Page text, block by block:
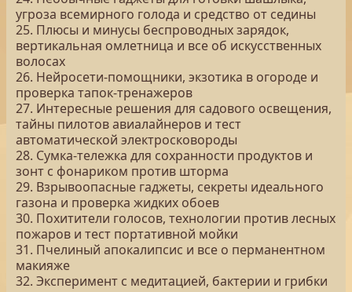
угроза всемирного голода и средство от седины
25. Плюсы и минусы беспроводных зарядок,
вертикальная омлетница и все об искусственных
волосах
26. Нейросети-помощники, экзотика в огороде и
проверка тапок-тренажеров
27. Интересные решения для садового освещения,
тайны пилотов авиалайнеров и тест
автоматической электросковороды
28. Сумка-тележка для сохранности продуктов и
зонт с фонариком против шторма
29. Взрывоопасные гаджеты, секреты идеального
газона и проверка жидких обоев
30. Похитители голосов, технологии против лесных
пожаров и тест портативной мойки
31. Пчелиный апокалипсис и все о перманентном
макияже
32. Эксперимент с медитацией, бактерии и грибки